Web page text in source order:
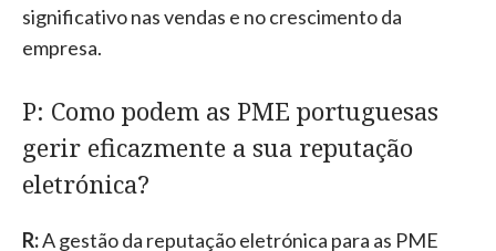
significativo nas vendas e no crescimento da
empresa.
P: Como podem as PME portuguesas
gerir eficazmente a sua reputação
eletrónica?
R:A gestão da reputação eletrónica para as PME